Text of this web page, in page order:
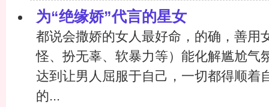
为“绝缘娇”代言的星女
都说会撒娇的女人最好命，的确，善用
怪、扮无辜、软暴力等）能化解尴尬气
达到让男人屈服于自己，一切都得顺着
的...